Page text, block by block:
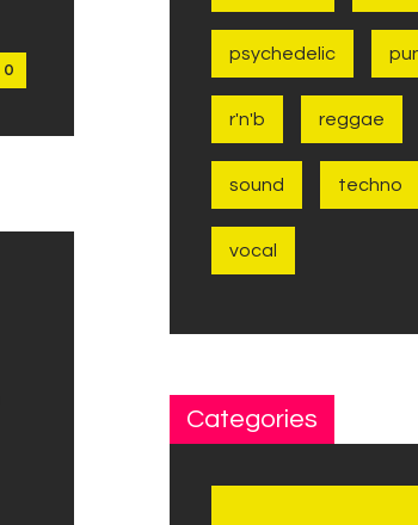
0
psychedelic
r'n'b reggae
sound techno
vocal
Categories